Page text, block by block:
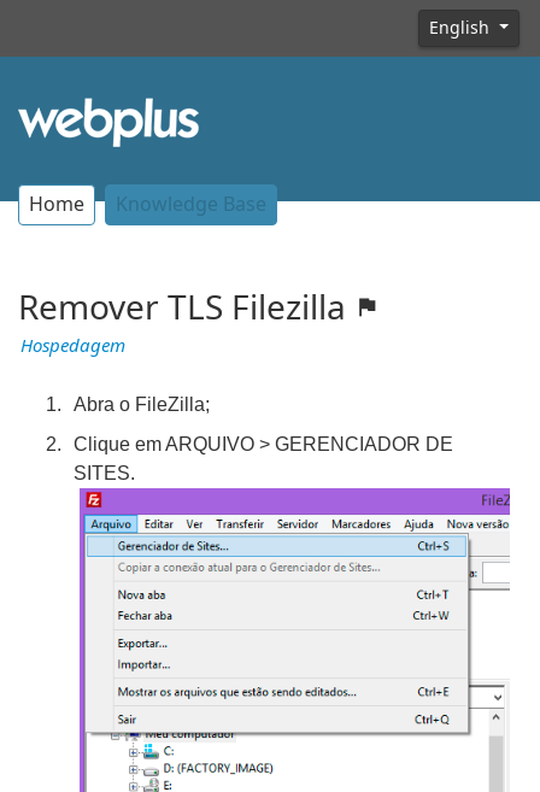
English
Home Knowledge Base
Remover TLS Filezilla
Hospedagem
Abra o FileZilla;
Clique em ARQUIVO > GERENCIADOR DE
SITES.